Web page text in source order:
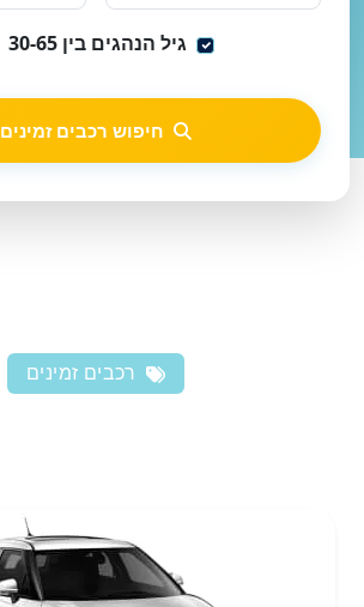
גיל הנהגים בין 30-65
חיפוש רכבים זמינים
רכבים זמינים